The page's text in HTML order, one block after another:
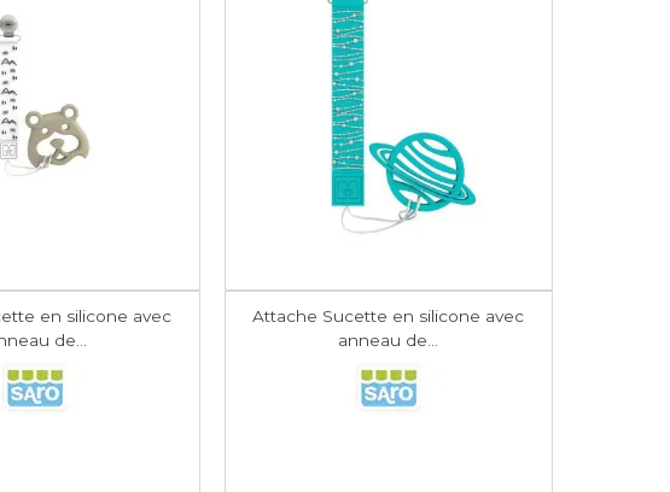
en silicone avec
de...
Attache Sucette en silicone avec
anneau de...